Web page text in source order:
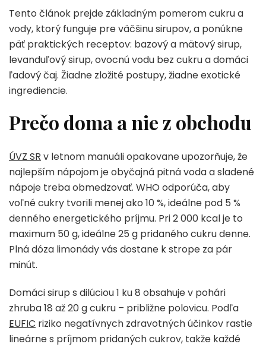
Tento článok prejde základným pomerom cukru a
vody, ktorý funguje pre väčšinu sirupov, a ponúkne
päť praktických receptov: bazový a mätový sirup,
levanduľový sirup, ovocnú vodu bez cukru a domáci
ľadový čaj. Žiadne zložité postupy, žiadne exotické
ingrediencie.
Prečo doma a nie z obchodu
ÚVZ SR v letnom manuáli opakovane upozorňuje, že
najlepším nápojom je obyčajná pitná voda a sladené
nápoje treba obmedzovať. WHO odporúča, aby
voľné cukry tvorili menej ako 10 %, ideálne pod 5 %
denného energetického príjmu. Pri 2 000 kcal je to
maximum 50 g, ideálne 25 g pridaného cukru denne.
Plná dóza limonády vás dostane k strope za pár
minút.
Domáci sirup s dilúciou 1 ku 8 obsahuje v pohári
zhruba 18 až 20 g cukru – približne polovicu. Podľa
EUFIC riziko negatívnych zdravotných účinkov rastie
lineárne s príjmom pridaných cukrov, takže každé